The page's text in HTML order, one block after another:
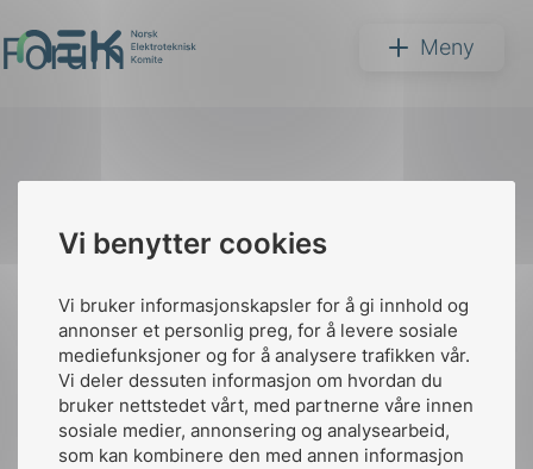
Vi benytter cookies
Vi bruker informasjonskapsler for å gi innhold og
annonser et personlig preg, for å levere sosiale
mediefunksjoner og for å analysere trafikken vår.
Vi deler dessuten informasjon om hvordan du
bruker nettstedet vårt, med partnerne våre innen
sosiale medier, annonsering og analysearbeid,
som kan kombinere den med annen informasjon
Hopp
til
NEK Meny
Søk
Forum
Kontakt oss
Ansatte
nek@nek.no
Kontakt
Bruk av Cookies